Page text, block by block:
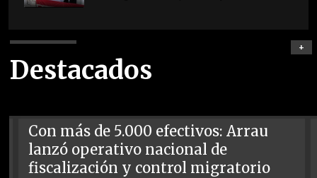
Destacados
+
Con más de 5.000 efectivos: Arrau
lanzó operativo nacional de
fiscalización y control migratorio